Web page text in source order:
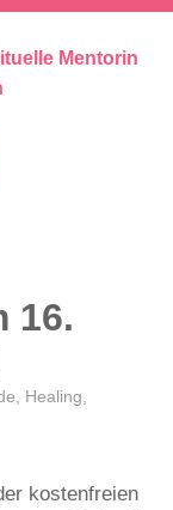
16.
Healing
kostenfreien